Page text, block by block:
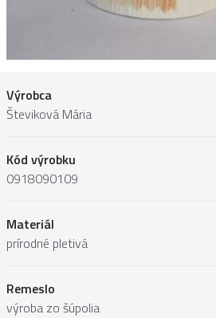
Výrobca
Števiková Mária
Kód výrobku
0918090109
Materiál
prírodné pletivá
Remeslo
výroba zo šúpolia